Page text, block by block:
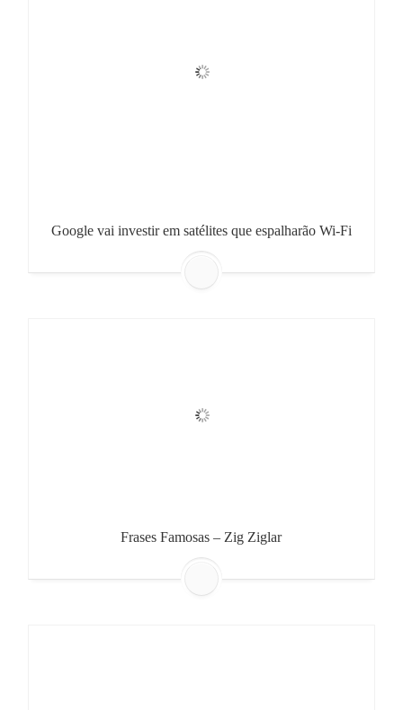
Google vai investir em satélites que espalharão Wi-Fi
Frases Famosas – Zig Ziglar